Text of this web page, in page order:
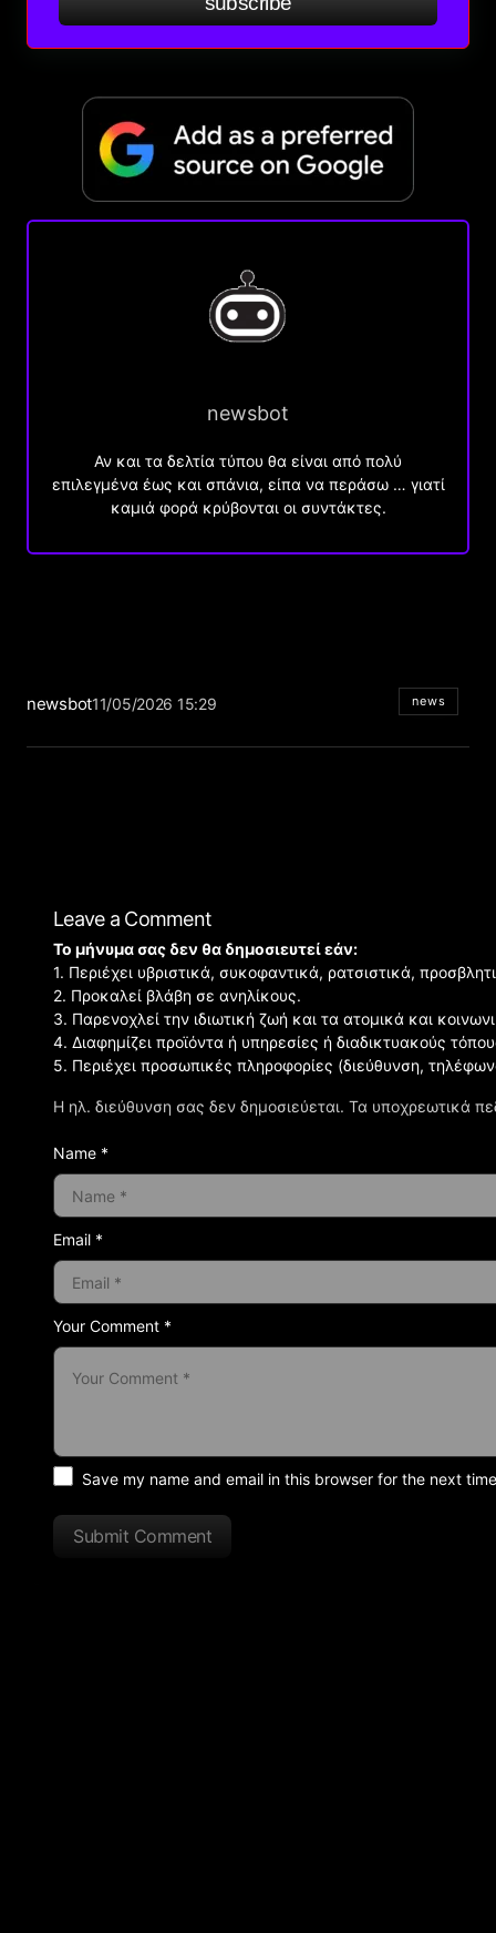
newsbot
Αν και τα δελτία τύπου θα είναι από πολύ
επιλεγμένα έως και σπάνια, είπα να περάσω … γιατί
καμιά φορά κρύβονται οι συντάκτες.
newsbot11/05/2026 15:29 news
Leave a Comment
Η ηλ. διεύθυνση σας δεν δημοσιεύεται. Τα υποχρεωτικά
Your Comment *
Το μήνυμα σας δεν θα δημοσιευτεί εάν:
1. Περιέχει υβριστικά, συκοφαντικά, ρατσιστικά,
2. Προκαλεί βλάβη σε ανηλίκους.
3. Παρενοχλεί την ιδιωτική ζωή και τα ατομικά και
4. Διαφημίζει προϊόντα ή υπηρεσίες ή διαδικτυακούς
5. Περιέχει προσωπικές πληροφορίες (διεύθυνση,
Name *
Email *
Save my name and email in this browser for the next
Submit Comment